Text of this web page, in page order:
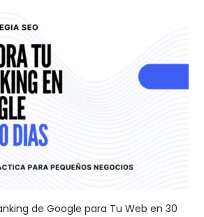
de Google para Tu Web en 30